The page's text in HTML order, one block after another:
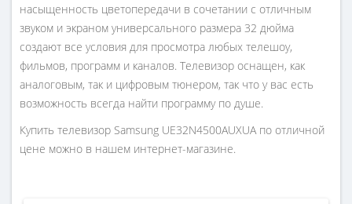
насыщенность цветопередачи в сочетании с отличным
звуком и экраном универсального размера 32 дюйма
создают все условия для просмотра любых телешоу,
фильмов, программ и каналов. Телевизор оснащен, как
аналоговым, так и цифровым тюнером, так что у вас есть
возможность всегда найти программу по душе.
Купить телевизор Samsung UE32N4500AUXUA по отличной
цене можно в нашем интернет-магазине.